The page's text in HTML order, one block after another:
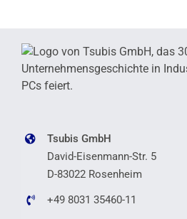
Tsubis GmbH
David-Eisenmann-Str. 5
D-83022 Rosenheim
+49 8031 35460-11